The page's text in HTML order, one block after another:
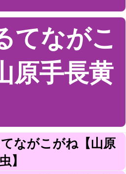
てながこ
原手長黄
ながこがね【山原
】